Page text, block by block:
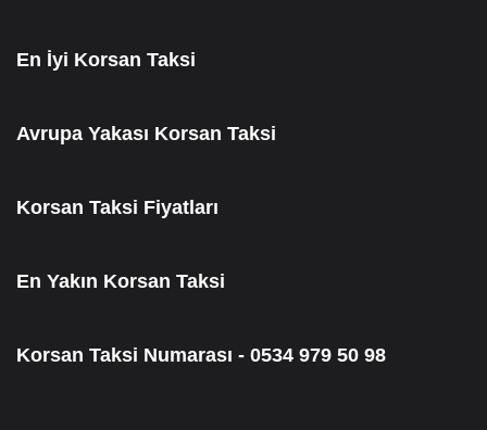
En İyi Korsan Taksi
Avrupa Yakası Korsan Taksi
Korsan Taksi Fiyatları
En Yakın Korsan Taksi
Korsan Taksi Numarası - 0534 979 50 98